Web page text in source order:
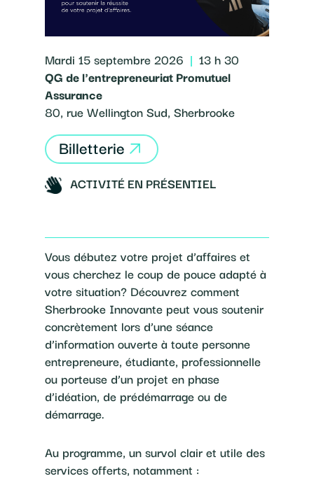
Mardi 15 septembre 2026 | 13 h 30
QG de l'entrepreneuriat Promutuel
Assurance
80, rue Wellington Sud, Sherbrooke
Billetterie
ACTIVITÉ EN PRÉSENTIEL
Vous débutez votre projet d’affaires et
vous cherchez le coup de pouce adapté à
votre situation? Découvrez comment
Sherbrooke Innovante peut vous soutenir
concrètement lors d’une séance
d’information ouverte à toute personne
entrepreneure, étudiante, professionnelle
ou porteuse d’un projet en phase
d’idéation, de prédémarrage ou de
démarrage.
Au programme, un survol clair et utile des
services offerts, notamment :